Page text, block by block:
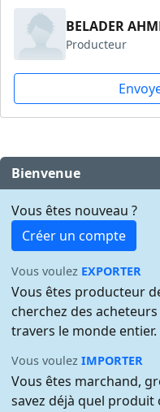
BELADER
Producteur
Bienvenue
Vous êtes nouveau ?
Créer un compte
Vous voulez EXPORTER
Vous êtes producteur
cherchez des
travers le monde entier.
Vous voulezIMPORTER
Vous êtes marchand,
savez déjà quel produit